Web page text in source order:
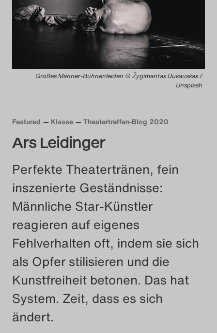
Das Theatertreffen-Blog
2014
Das Theatertreffen-Blog
2015
2016
Das Theatertreffen-Blog
2017
Das Theatertreffen-Blog
2018
Das Theatertreffen-Blog
2018 Alumni
Das Theatertreffen-Blog
2019
Das Theatertreffen-Blog
Großes Männer-Bühnenleiden © Žygimantas Dukauskas /
Unsplash
Featured Klasse Theatertreffen-Blog 2020
Ars Leidinger
Perfekte Theatertränen, fein
inszenierte Geständnisse:
Männliche Star-Künstler
reagieren auf eigenes
Fehlverhalten oft, indem sie sich
als Opfer stilisieren und die
Kunstfreiheit betonen. Das hat
System. Zeit, dass es sich
ändert.